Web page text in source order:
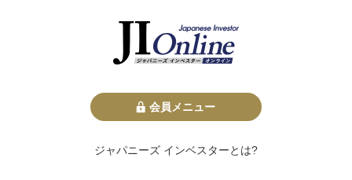
会員メニュー
ジャパニーズ インベスターとは?